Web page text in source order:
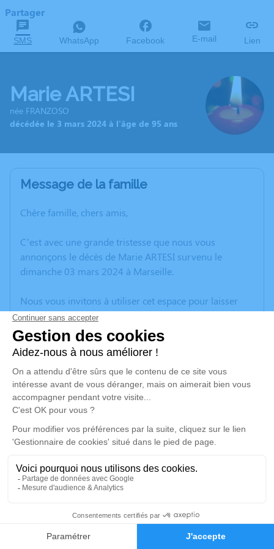
Faire-part Hommages
Partager
SMS WhatsApp Facebook E-mail Lien
Marie ARTESI
née FRANZOSO
décédée le 3 mars 2024 à l'âge de 95 ans
Message de la famille
Chère famille, chers amis,
C’est avec une grande tristesse que nous vous
annonçons le décès de Marie ARTESI survenu le
dimanche 03 mars 2024 à Marseille.
Nous vous invitons à utiliser cet espace pour laisser
vos condoléances, partager des photos souvenirs, une
anecdote ou exprimer vos pensées à travers des
poèmes ou des textes. Cet endroit est un lieu
d'expression dédié à honorer la mémoire de Marie
ARTESI.
Un service de plantation d’arbre hommage est
disponible ici.
Je rends hommage
Cérémonie religieuse
Église Saint-Loup de Marseille
71, Boulevard de Saint-Loup